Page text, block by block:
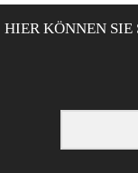
HIER KÖNNEN